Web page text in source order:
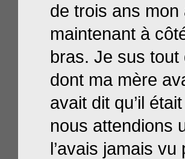
de trois ans mon
maintenant à
bras. Je sus tout
dont ma mère
avait dit qu’il
nous attendions
l’avais jamais